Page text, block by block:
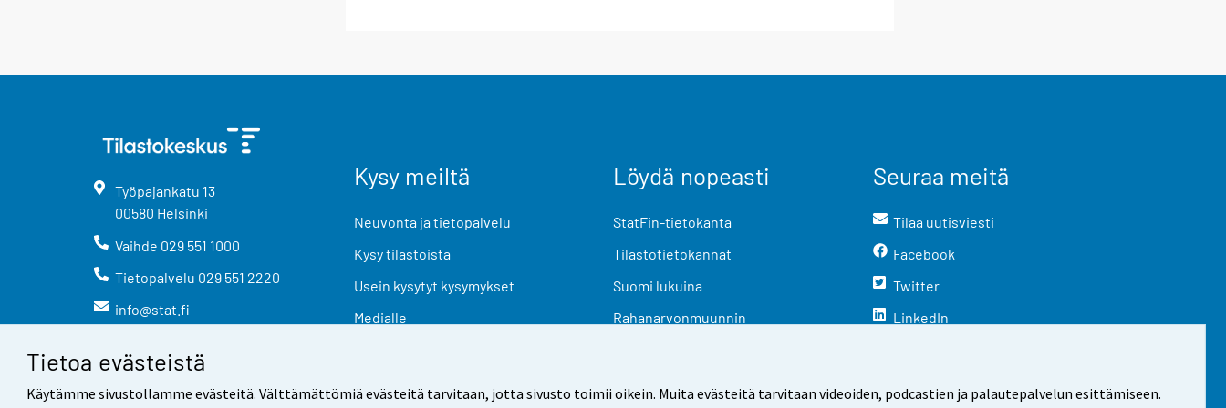
Tietoa evästeistä
Käytämme sivustollamme evästeitä. Välttämättömiä evästeitä tarvitaan, jotta sivusto toimii oikein. Muita evästeitä tarvitaan videoiden, podcastien ja palautepalvelun esittämiseen.
Työpajankatu 13
00580 Helsinki
Vaihde 029 551 1000
Tietopalvelu 029 551 2220
info@stat.fi
Kysy meiltä
Neuvonta ja tietopalvelu
Kysy tilastoista
Usein kysytyt kysymykset
Medialle
Löydä nopeasti
StatFin-tietokanta
Tilastotietokannat
Suomi lukuina
Rahanarvonmuunnin
Seuraa meitä
Tilaa uutisviesti
Facebook
Twitter
LinkedIn